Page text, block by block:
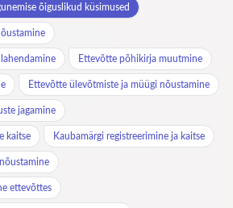
õiguslikud küsimused
Ettevõtte põhikirja muutmine
Ettevõtte ülevõtmiste ja müügi nõustamine
jagamine
kaitse Kaubamärgi registreerimine ja kaitse
ettevõttes